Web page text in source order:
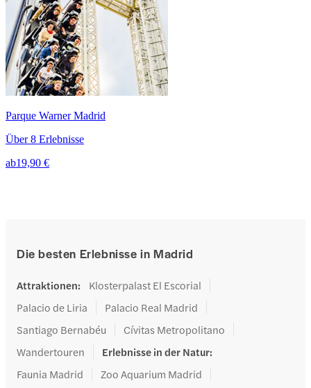
Parque Warner Madrid
Über 8 Erlebnisse
ab19,90 €
Die besten Erlebnisse in Madrid
Attraktionen:
Klosterpalast El Escorial
Palacio de Liria
Palacio Real Madrid
Santiago Bernabéu
Cívitas Metropolitano
Wandertouren
Erlebnisse in der Natur:
Faunia Madrid
Zoo Aquarium Madrid